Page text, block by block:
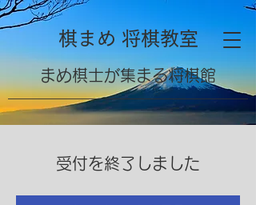
棋まめ 将棋教室
​まめ棋士が集まる将棋館
受付を終了しました